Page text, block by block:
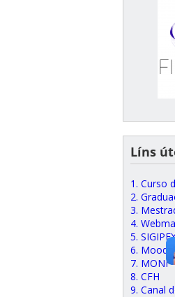
Líns
1. Curso
2.
3.
4.
5.
6. Moodle
7. MONI
8. CFH
9. Canal